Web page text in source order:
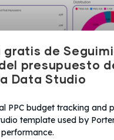
gratis de
presupuesto
Data Studio
PPC budget tracking and
template used by